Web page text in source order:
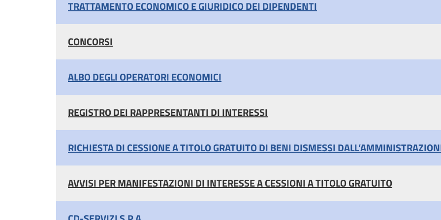
TRATTAMENTO ECONOMICO E GIURIDICO DEI DIPENDENTI
CONCORSI
ALBO DEGLI OPERATORI ECONOMICI
REGISTRO DEI RAPPRESENTANTI DI INTERESSI
RICHIESTA DI CESSIONE A TITOLO GRATUITO DI BENI DISMESSI
AVVISI PER MANIFESTAZIONI DI INTERESSE A CESSIONI A TITOLO GRATUITO